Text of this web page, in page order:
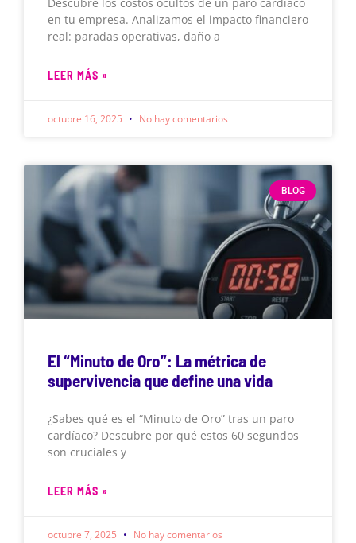
en tu empresa. Analizamos el impacto financiero
real: paradas operativas, daño a
LEER MÁS »
octubre 16, 2025 No hay comentarios
BLOG
El “Minuto de Oro”: La métrica de
supervivencia que define una vida
¿Sabes qué es el “Minuto de Oro” tras un paro
cardíaco? Descubre por qué estos 60 segundos
son cruciales y
LEER MÁS »
octubre 7, 2025 No hay comentarios